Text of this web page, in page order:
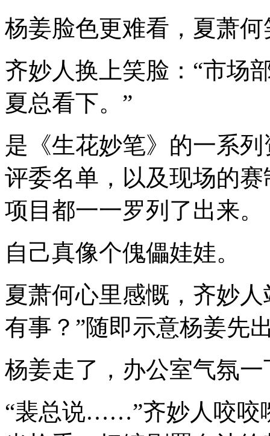
杨姜脸色更难看，夏萧何
齐妙人换上笑脸：“市场
夏总看下。”
是《生花妙笔》的一系
评委名单，以及现场的
项目都一一罗列了出来。
自己真像个傀儡娃娃。
夏萧何心里感慨，齐妙
有事？”随即示意杨姜先
杨姜走了，办公室气氛
“裴总说……”齐妙人咬咬